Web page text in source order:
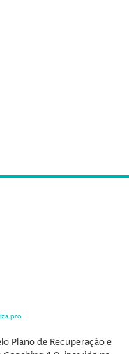
Plano de Recuperação e